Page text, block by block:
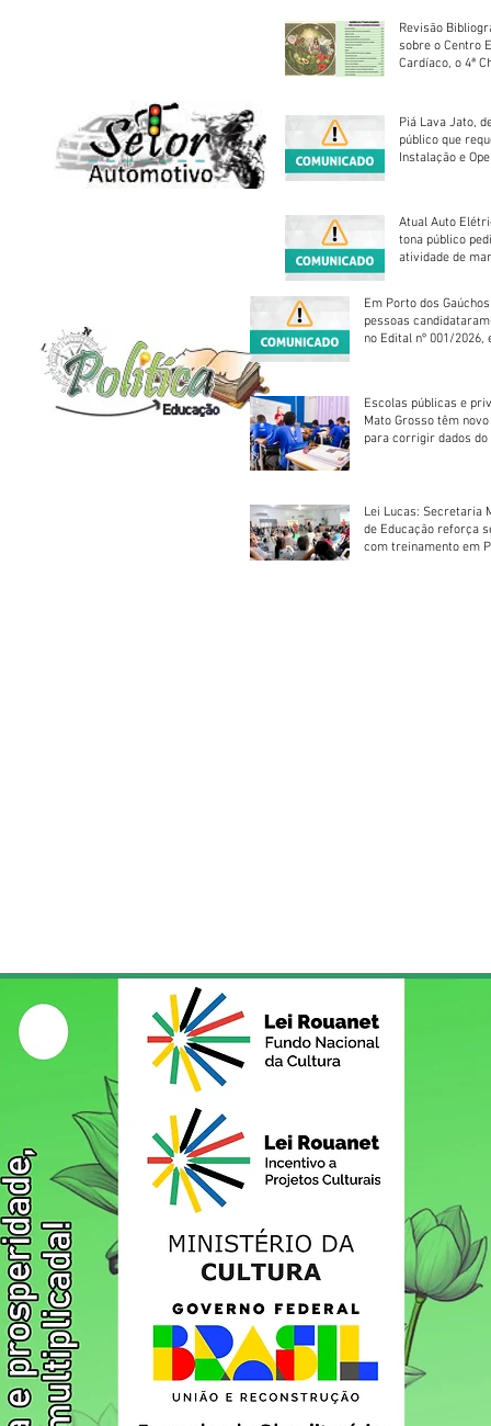
Revisão
sobre o Centro
Cardíaco, o 4ª
Piá Lava Jato,
público que
Instalação e
Atual Auto
tona público
atividade de
Em Porto dos
pessoas
no Edital nº 001/2026,
Escolas públicas e
Mato Grosso têm
para corrigir dados do
Lei Lucas: Secretaria
de Educação reforça
com treinamento em